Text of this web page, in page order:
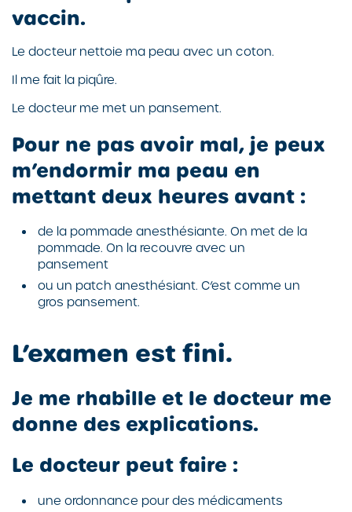
vaccin.
Le docteur nettoie ma peau avec un coton.
Il me fait la piqûre.
Le docteur me met un pansement.
Pour ne pas avoir mal, je peux
m’endormir ma peau en
mettant deux heures avant :
de la pommade anesthésiante. On met de la
pommade. On la recouvre avec un
pansement
ou un patch anesthésiant. C’est comme un
gros pansement.
L’examen est fini.
Je me rhabille et le docteur me
donne des explications.
Le docteur peut faire :
une ordonnance pour des médicaments